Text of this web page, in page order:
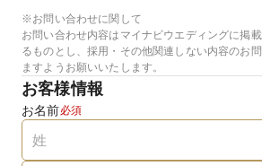
※お問い合わせに関して
お問い合わせ内容はマイナビウエディングに掲
るものとし、採用・その他関連しない内容のお
ますようお願いいたします。
お客様情報
お名前必須